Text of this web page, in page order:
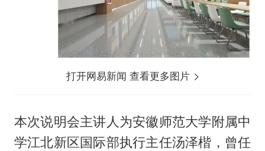
打开网易新闻 查看更多图片
本次说明会主讲人为安徽师范大学附属中
学江北新区国际部执行主任汤泽楷，曾任